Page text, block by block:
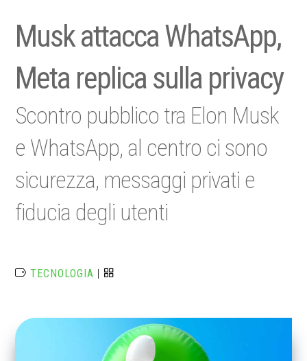
Musk attacca WhatsApp,
Meta replica sulla privacy
Scontro pubblico tra Elon Musk
e WhatsApp, al centro ci sono
sicurezza, messaggi privati e
fiducia degli utenti
TECNOLOGIA |